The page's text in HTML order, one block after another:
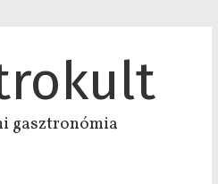
gasztronómia